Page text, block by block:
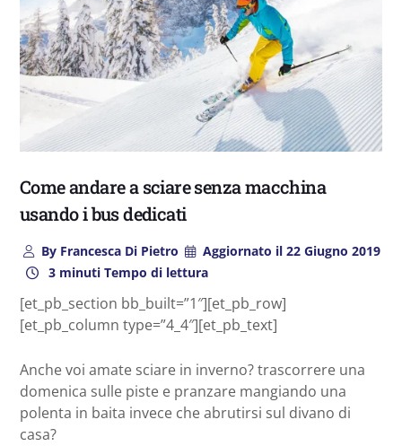
Come andare a sciare senza macchina
usando i bus dedicati
ByFrancesca Di Pietro Aggiornato il 22 Giugno 2019
3 minuti Tempo di lettura
[et_pb_section bb_built=”1″][et_pb_row]
[et_pb_column type=”4_4″][et_pb_text]
Anche voi amate sciare in inverno? trascorrere una
domenica sulle piste e pranzare mangiando una
polenta in baita invece che abrutirsi sul divano di
casa?